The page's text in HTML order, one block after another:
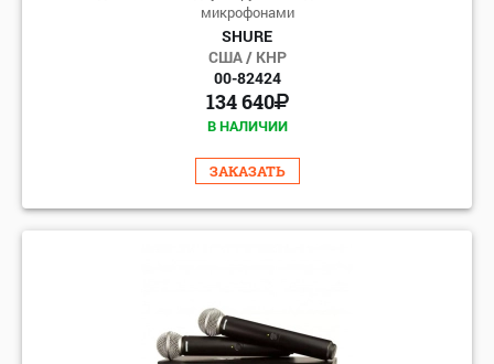
микрофонами
SHURE
США / КНР
00-82424
134 640
В НАЛИЧИИ
ЗАКАЗАТЬ